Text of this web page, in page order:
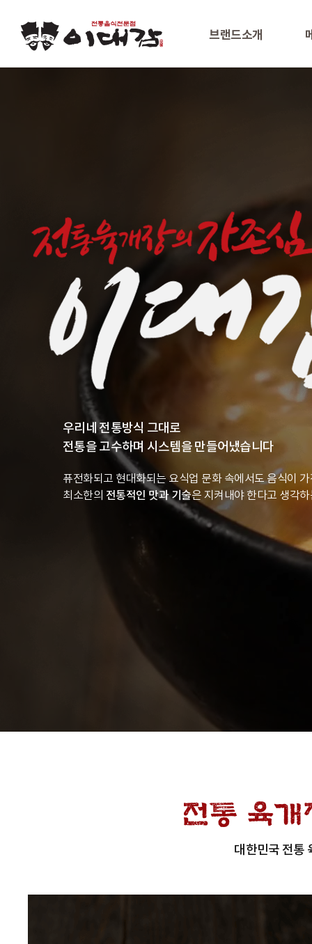
브랜드소개
우리네 전통방식 그대로
전통을 고수하며 시스템을 만들어냈습니다
퓨전화되고 현대화되는 요식업 문화 속에서도 음식이 가
최소한의 전통적인 맛과 기술은 지켜내야 한다고 생각
대한민국 전통